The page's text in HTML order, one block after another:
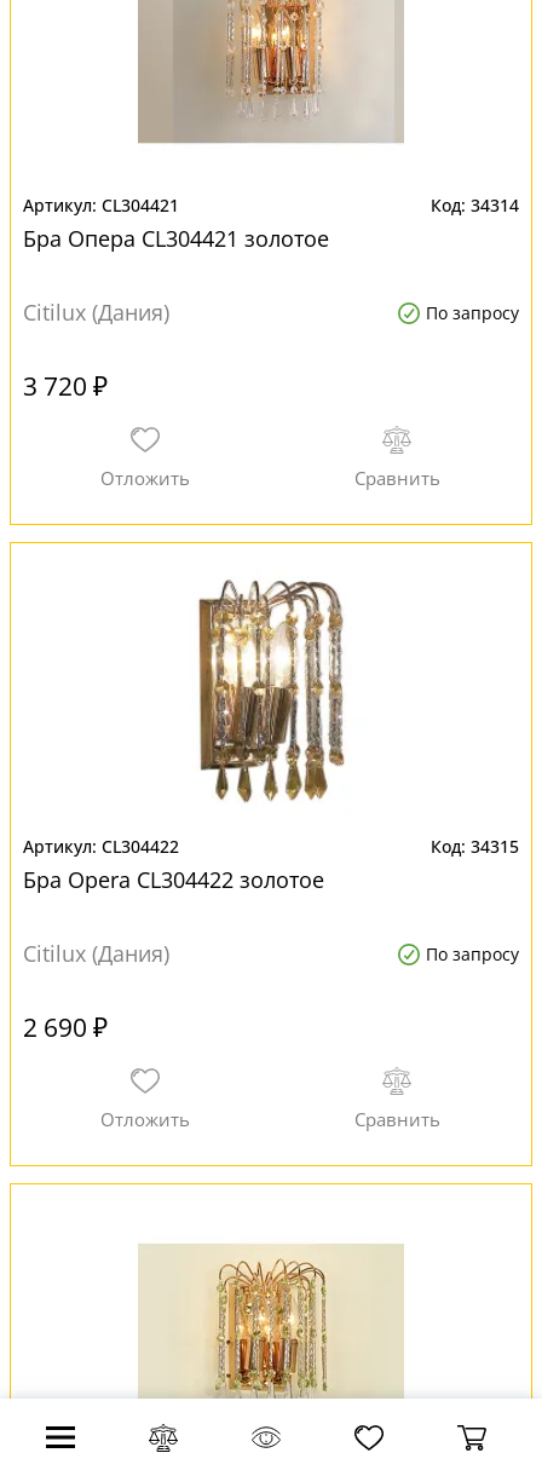
CL304421 34314
Бра Опера CL304421 золотое
Citilux (Дания) По запросу
3 720 ₽
CL304422 34315
Бра Opera CL304422 золотое
Citilux (Дания) По запросу
2 690 ₽